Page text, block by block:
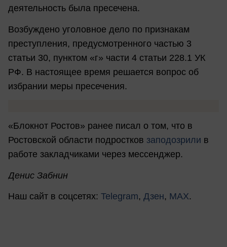
деятельность была пресечена.
Возбуждено уголовное дело по признакам
преступления, предусмотренного частью 3
статьи 30, пунктом «г» части 4 статьи 228.1 УК
РФ. В настоящее время решается вопрос об
избрании меры пресечения.
«Блокнот Ростов» ранее писал о том, что в
Ростовской области подростков заподозрили в
работе закладчиками через мессенджер.
Денис Забнин
Наш сайт в соцсетях: Telegram, Дзен, MAX.